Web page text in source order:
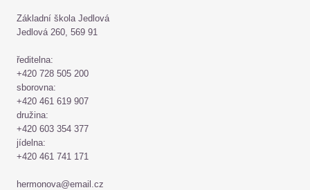
Základní škola Jedlová
Jedlová 260, 569 91
ředitelna:
+420 728 505 200
sborovna:
+420 461 619 907
družina:
+420 603 354 377
jídelna:
+420 461 741 171
hermonova@email.cz